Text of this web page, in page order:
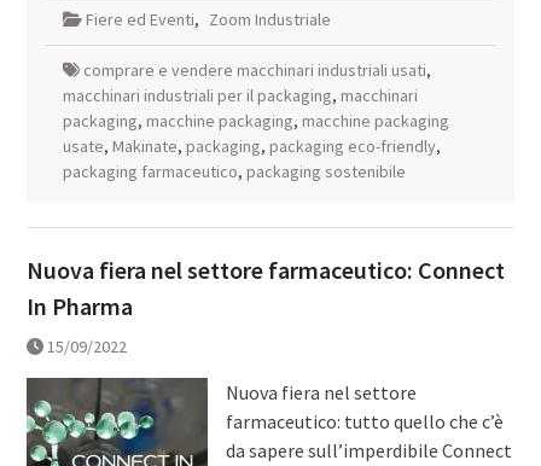
Fiere ed Eventi, Zoom Industriale
comprare e vendere macchinari industriali usati,
macchinari industriali per il packaging, macchinari
packaging, macchine packaging, macchine packaging
usate, Makinate, packaging, packaging eco-friendly,
packaging farmaceutico, packaging sostenibile
Nuova fiera nel settore farmaceutico: Connect
In Pharma
15/09/2022
Nuova fiera nel settore
farmaceutico: tutto quello che c’è
da sapere sull’imperdibile Connect